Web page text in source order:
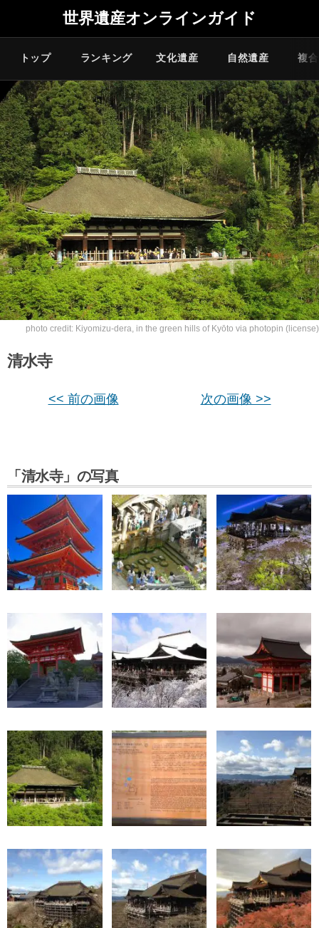
世界遺産オンラインガイド
トップ ランキング 文化遺産 自然遺産 複
photo credit: Kiyomizu-dera, in the green hills of Kyōto via photopin (license)
清水寺
<< 前の画像 次の画像 >>
「清水寺」の写真